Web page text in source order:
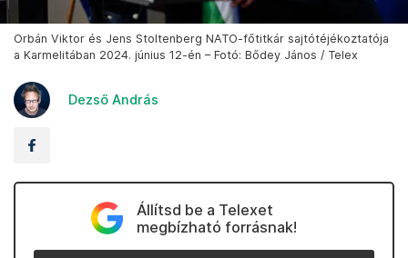
Orbán Viktor és Jens Stoltenberg NATO-főtitkár sajtótéjékoztatója
a Karmelitában 2024. június 12-én – Fotó: Bődey János / Telex
Dezső András
Állítsd be a Telexet
megbízható forrásnak!